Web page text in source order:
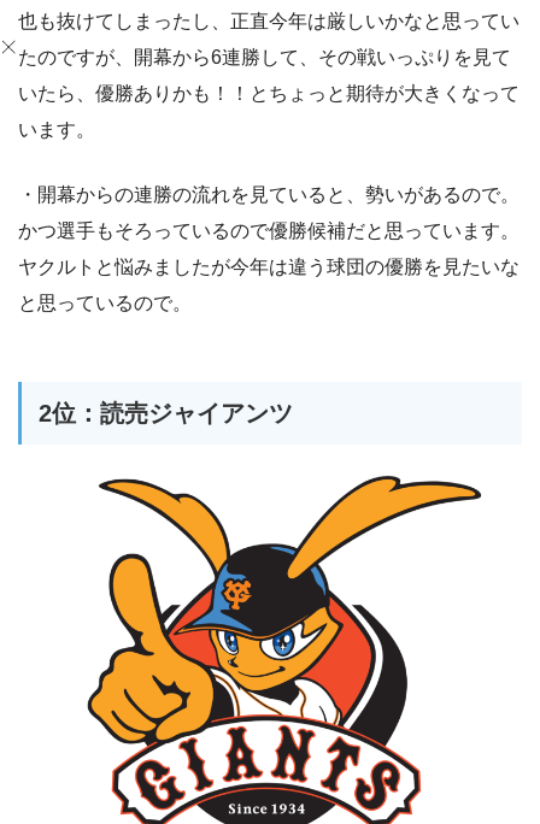
也も抜けてしまったし、正直今年は厳しいかなと思ってい
たのですが、開幕から6連勝して、その戦いっぷりを見て
いたら、優勝ありかも！！とちょっと期待が大きくなって
います。
・開幕からの連勝の流れを見ていると、勢いがあるので。
かつ選手もそろっているので優勝候補だと思っています。
ヤクルトと悩みましたが今年は違う球団の優勝を見たいな
と思っているので。
2位：読売ジャイアンツ